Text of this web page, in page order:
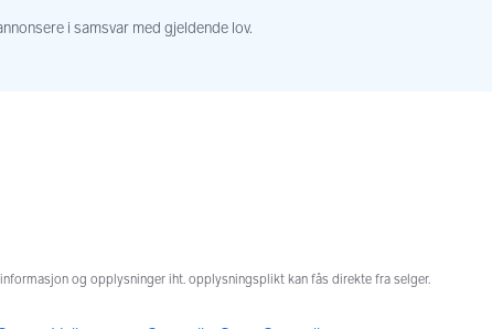
i samsvar med gjeldende lov.
og opplysninger iht. opplysningsplikt kan fås direkte fra selger.